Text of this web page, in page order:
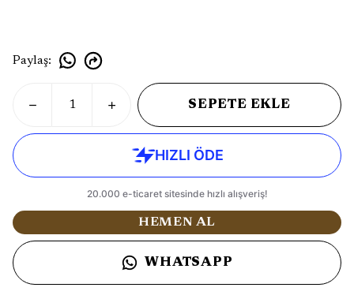
Paylaş:
SEPETE EKLE
HEMEN AL
WHATSAPP